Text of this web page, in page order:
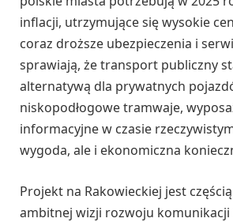
inflacji, utrzymujące się wysokie
coraz droższe ubezpieczenia i
sprawiają, że transport publiczny
alternatywą dla prywatnych
niskopodłogowe tramwaje,
informacyjne w czasie
wygoda, ale i ekonomiczna
Projekt na Rakowieckiej jest
ambitnej wizji rozwoju